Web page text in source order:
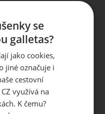
se
galletas?
jako cookies,
jiné označuje i
cestovní
využívá na
K čemu?